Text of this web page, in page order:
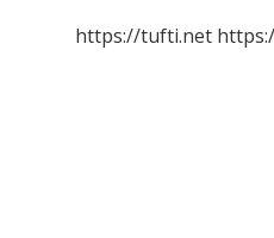
https://tufti.net